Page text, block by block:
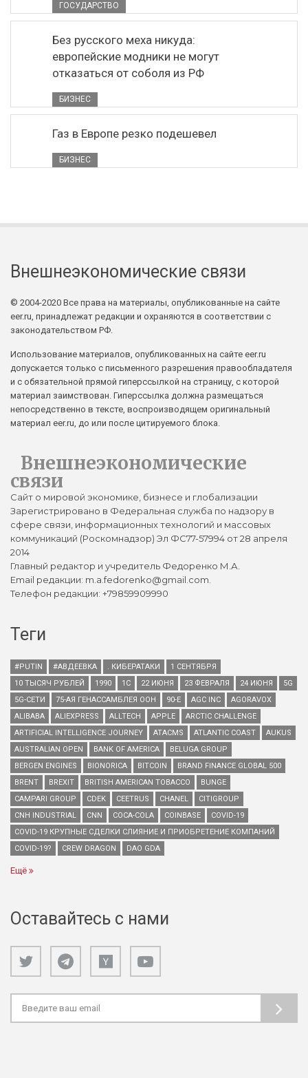
ГОСУДАРСТВО
Без русского меха никуда:
европейские модники не могут
отказаться от соболя из РФ
БИЗНЕС
Газ в Европе резко подешевел
БИЗНЕС
Внешнеэкономические связи
© 2004-2020 Все права на материалы, опубликованные на сайте
eer.ru, принадлежат редакции и охраняются в соответствии с
законодательством РФ.
Использование материалов, опубликованных на сайте eer.ru
допускается только с письменного разрешения правообладателя
и с обязательной прямой гиперссылкой на страницу, с которой
материал заимствован. Гиперссылка должна размещаться
непосредственно в тексте, воспроизводящем оригинальный
материал eer.ru, до или после цитируемого блока.
Внешнеэкономические
связи
Сайт о мировой экономике, бизнесе и глобализации
Зарегистрировано в Федеральная служба по надзору в
сфере связи, информационных технологий и массовых
коммуникаций (Роскомнадзор) Эл ФС77-57994 от 28 апреля
2014
Главный редактор и учредитель Федоренко М.А.
Email редакции: m.a.fedorenko@gmail.com.
Телефон редакции: +79859909990
Теги
#PUTIN #АВДЕЕВКА . КИБЕРАТАКИ
1 СЕНТЯБРЯ
10 ТЫСЯЧ РУБЛЕЙ
1990 1С 22 ИЮНЯ 23 ФЕВРАЛЯ 24 ИЮНЯ
5G
5G-СЕТИ
75-АЯ ГЕНАССАМБЛЕЯ ООН 90-Е AGC INC
AGORAVOX
ALIBABA
ALIEXPRESS ALLTECH APPLE
ARCTIC CHALLENGE
ARTIFICIAL INTELLIGENCE JOURNEY
ATACMS ATLANTIC COAST
AUKUS
AUSTRALIAN OPEN
BANK OF AMERICA
BELUGA GROUP
BERGEN ENGINES
BIONORICA BITCOIN
BRAND FINANCE GLOBAL 500
BRENT
BREXIT BRITISH AMERICAN TOBACCO
BUNGE
CAMPARI GROUP
CDEK CEETRUS CHANEL
CITIGROUP
CNH INDUSTRIAL
CNN COCA-COLA COINBASE
COVID-19
COVID-19 КРУПНЫЕ СДЕЛКИ СЛИЯНИЕ И ПРИОБРЕТЕНИЕ КОМПАНИЙ
COVID-19?
CREW DRAGON DAO GDA
Ещё
Оставайтесь с нами